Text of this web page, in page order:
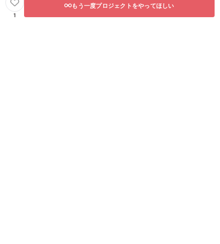
1
もう一度プロジェクトをやってほしい